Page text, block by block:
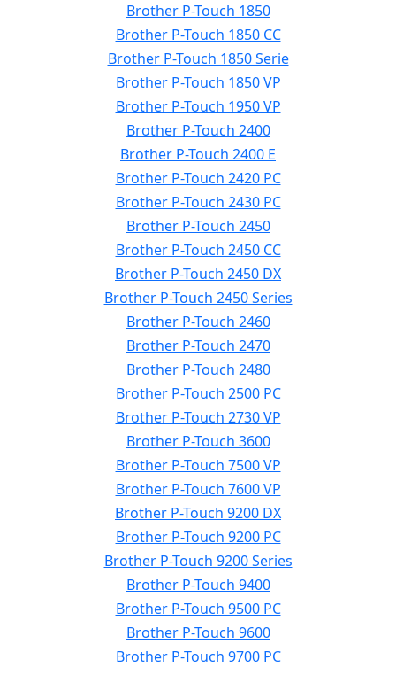
Brother P-Touch 1850
Brother P-Touch 1850 CC
Brother P-Touch 1850 Serie
Brother P-Touch 1850 VP
Brother P-Touch 1950 VP
Brother P-Touch 2400
Brother P-Touch 2400 E
Brother P-Touch 2420 PC
Brother P-Touch 2430 PC
Brother P-Touch 2450
Brother P-Touch 2450 CC
Brother P-Touch 2450 DX
Brother P-Touch 2450 Series
Brother P-Touch 2460
Brother P-Touch 2470
Brother P-Touch 2480
Brother P-Touch 2500 PC
Brother P-Touch 2730 VP
Brother P-Touch 3600
Brother P-Touch 7500 VP
Brother P-Touch 7600 VP
Brother P-Touch 9200 DX
Brother P-Touch 9200 PC
Brother P-Touch 9200 Series
Brother P-Touch 9400
Brother P-Touch 9500 PC
Brother P-Touch 9600
Brother P-Touch 9700 PC